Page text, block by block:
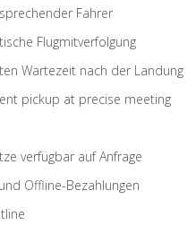
Fahrer
Flugmitverfolgung
Wartezeit nach der Landung
pickup at precise meeting
verfügbar auf Anfrage
Offline-Bezahlungen